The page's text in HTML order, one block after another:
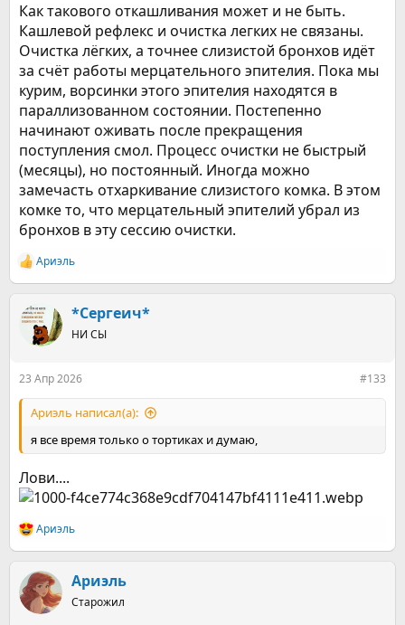
Как такового откашливания может и не быть.
Кашлевой рефлекс и очистка легких не связаны.
Очистка лёгких, а точнее слизистой бронхов идёт
за счёт работы мерцательного эпителия. Пока мы
курим, ворсинки этого эпителия находятся в
параллизованном состоянии. Постепенно
начинают оживать после прекращения
поступления смол. Процесс очистки не быстрый
(месяцы), но постоянный. Иногда можно
замечасть отхаркивание слизистого комка. В этом
комке то, что мерцательный эпителий убрал из
бронхов в эту сессию очистки.
Р
е
к
ц
Ариэль
*Сергеич*
НИ СЫ
23 Апр 2026 #133
Ариэль написал(а):
я все время только о тортиках и думаю,
Лови....
Р
е
к
ц
и
Ариэль
Ариэль
Старожил